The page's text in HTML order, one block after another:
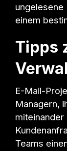
einem
Tipps
E-Mail-
Managern,
miteinander
Teams